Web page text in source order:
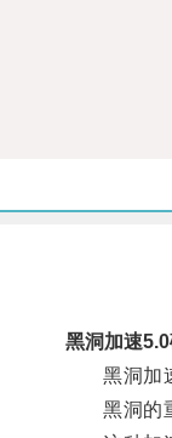
黑洞加速
黑洞加速
黑洞的重